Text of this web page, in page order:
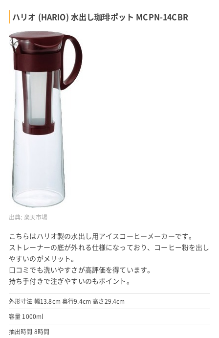
ハリオ (HARIO) 水出し珈琲ポット MCPN-14CBR
出典: 楽天市場
こちらはハリオ製の水出し用アイスコーヒーメーカーです。
ストレーナーの底が外れる仕様になっており、コーヒー粉を出し
やすいのがメリット。
口コミでも洗いやすさが高評価を得ています。
持ち手付きで注ぎやすいのもポイント。
外形寸法 幅13.8cm 奥行9.4cm 高さ29.4cm
容量 1000ml
抽出時間 8時間